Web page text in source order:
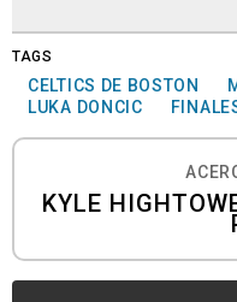
TAGS
CELTICS DE BOSTON
LUKA DONCIC
KYLE